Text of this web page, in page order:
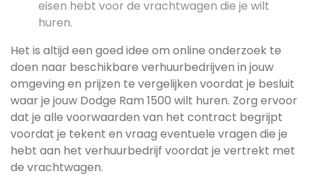
eisen hebt voor de vrachtwagen die je wilt
huren.
Het is altijd een goed idee om online onderzoek te
doen naar beschikbare verhuurbedrijven in jouw
omgeving en prijzen te vergelijken voordat je besluit
waar je jouw Dodge Ram 1500 wilt huren. Zorg ervoor
dat je alle voorwaarden van het contract begrijpt
voordat je tekent en vraag eventuele vragen die je
hebt aan het verhuurbedrijf voordat je vertrekt met
de vrachtwagen.